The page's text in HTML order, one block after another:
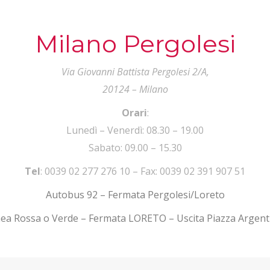
Milano Pergolesi
Via Giovanni Battista Pergolesi 2/A,
20124 – Milano
Orari:
Lunedì – Venerdì: 08.30 – 19.00
Sabato: 09.00 – 15.30
Tel: 0039 02 277 276 10 – Fax: 0039 02 391 907 51
Autobus 92 – Fermata Pergolesi/Loreto
Rossa o Verde – Fermata LORETO – Uscita Piazza